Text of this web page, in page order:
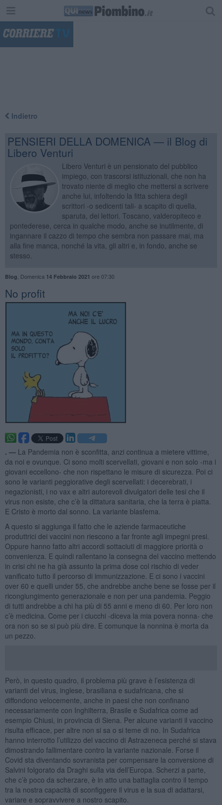
Indietro
PENSIERI DELLA DOMENICA — il Blog di
Libero Venturi
Libero Venturi è un pensionato del pubblico
impiego, con trascorsi istituzionali, che non ha
trovato niente di meglio che mettersi a scrivere
anche lui, infoltendo la fitta schiera degli
scrittori -o sedicenti tali- a scapito di quella,
sparuta, dei lettori. Toscano, valderopiteco e
pontederese, cerca in qualche modo, anche se inutilmente, di
ingannare il cazzo di tempo che sembra non passare mai, ma
alla fine manca, nonché la vita, gli altri e, in fondo, anche se
stesso.
Blog Domenica 14 Febbraio 2021 ore 07:30
No profit
. — La Pandemia non è sconfitta, anzi continua a mietere vittime,
da noi e ovunque. Ci sono molti scervellati, giovani e non solo -ma i
giovani eccellono- che non rispettano le misure di sicurezza. Poi ci
sono le varianti peggiorative degli scervellati: i decerebrati, i
negazionisti, i no vax e altri autorevoli divulgatori delle tesi che il
virus non esiste, che c’è la dittatura sanitaria, che la terra è piatta.
E Cristo è morto dal sonno. La variante blasfema.
A questo si aggiunga il fatto che le aziende farmaceutiche
produttrici dei vaccini non riescono a far fronte agli impegni presi.
Oppure hanno fatto altri accordi sottaciuti di maggiore priorità o
convenienza. E quindi rallentano la consegna del vaccino mettendo
in crisi chi ne ha già assunto la prima dose col rischio di veder
vanificato tutto il percorso di immunizzazione. E ci sono i vaccini
over 60 e quelli under 55, che andrebbe anche bene se fosse per il
ricongiungimento generazionale e non per una pandemia. Peggio
di tutti andrebbe a chi ha più di 55 anni e meno di 60. Per loro non
c’è medicina. Come per i ciucchi -diceva la mia povera nonna- che
ora non so se si può più dire. E comunque la nonnina è morta da
un pezzo.
Però, in questo quadro, il problema più grave è l’esistenza di
varianti del virus, inglese, brasiliana e sudafricana, che si
diffondono velocemente, anche in paesi che non confinano
necessariamente con Inghilterra, Brasile e Sudafrica come ad
esempio Chiusi, in provincia di Siena. Per alcune varianti il vaccino
risulta efficace, per altre non si sa o si teme di no. In Sudafrica
hanno interrotto l’utilizzo del vaccino di Astrazeneca perché si stava
dimostrando fallimentare contro la variante nazionale. Forse il
Covid sta diventando sovranista per compensare la conversione di
Salvini folgorato da Draghi sulla via dell’Europa. Scherzi a parte,
che c’è poco da scherzare, è in atto una battaglia contro il tempo
tra la nostra capacità di sconfiggere il virus e la sua di adattarsi,
variare e sopravvivere a nostro scapito.